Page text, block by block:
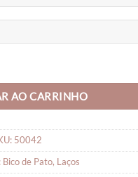
AO CARRINHO
50042
Bico de Pato, Laços